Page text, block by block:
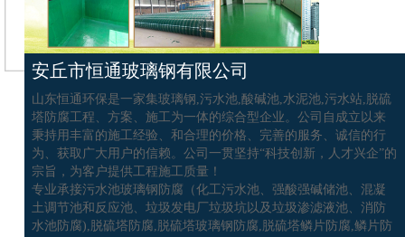
安丘市恒通玻璃钢有限公司
山东恒通环保是一家集玻璃钢,污水池,酸碱池,水泥池,污水站,脱硫
塔防腐工程、方案、施工为一体的综合型企业。公司自成立以来
秉持用丰富的施工经验、和合理的价格、完善的服务、诚信的行
为、获取广大用户的信赖。公司一贯坚持“科技创新，人才兴企”的
宗旨，为客户提供工程施工质量！
专业承接污水池玻璃钢防腐（化工污水池、强酸强碱储池、混凝
土调节池和反应池、垃圾发电厂垃圾坑以及垃圾渗滤液池、消防
水池防腐),脱硫塔防腐,脱硫塔玻璃钢防腐,脱硫塔鳞片防腐,鳞片防